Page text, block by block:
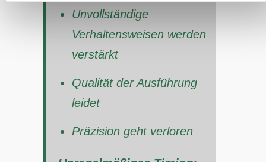
Unvollständige
Verhaltensweisen werden
verstärkt
Qualität der Ausführung
leidet
Präzision geht verloren